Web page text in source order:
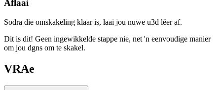
Aflaai
Sodra die omskakeling klaar is, laai jou nuwe u3d lêer af.
Dit is dit! Geen ingewikkelde stappe nie, net 'n eenvoudige manier
om jou dgns om te skakel.
VRAe